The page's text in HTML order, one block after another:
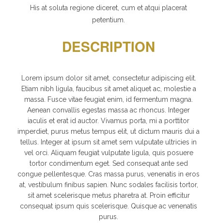
His at soluta regione diceret, cum et atqui placerat
petentium.
DESCRIPTION
Lorem ipsum dolor sit amet, consectetur adipiscing elit.
Etiam nibh ligula, faucibus sit amet aliquet ac, molestie a
massa. Fusce vitae feugiat enim, id fermentum magna.
Aenean convallis egestas massa ac rhoncus. Integer
iaculis et erat id auctor. Vivamus porta, mi a porttitor
imperdiet, purus metus tempus elit, ut dictum mauris dui a
tellus. Integer at ipsum sit amet sem vulputate ultricies in
vel orci. Aliquam feugiat vulputate ligula, quis posuere
tortor condimentum eget. Sed consequat ante sed
congue pellentesque. Cras massa purus, venenatis in eros
at, vestibulum finibus sapien. Nunc sodales facilisis tortor,
sit amet scelerisque metus pharetra at. Proin efficitur
consequat ipsum quis scelerisque. Quisque ac venenatis
purus.